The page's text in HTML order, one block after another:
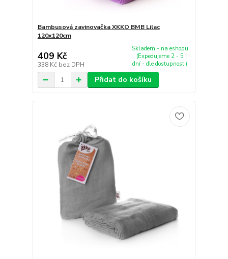
Bambusová zavinovačka XKKO BMB Lilac
120x120cm
409 Kč
338 Kč bez DPH
Skladem - na eshopu
(Expedujeme 2 - 5
dní - dle dostupnosti)
Přidat do košíku